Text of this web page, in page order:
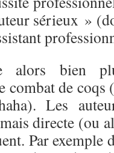
sérieux »
alors bien
de coqs
Les
directe (ou
Par exemple